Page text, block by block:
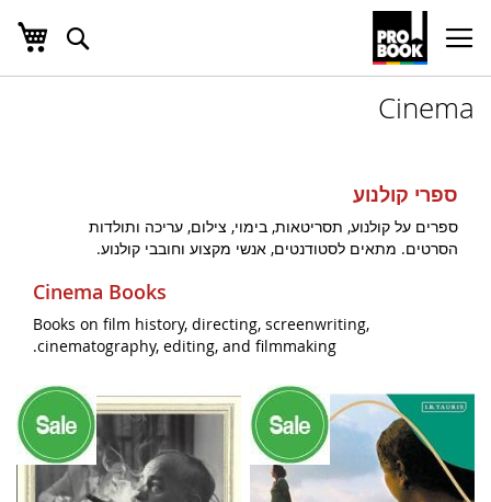
Skip
חפש
Cinema
ספרי קולנוע
ספרים על קולנוע, תסריטאות, בימוי, צילום, עריכה ותולדות
הסרטים. מתאים לסטודנטים, אנשי מקצוע וחובבי קולנוע.
Cinema Books
Books on film history, directing, screenwriting,
cinematography, editing, and filmmaking.